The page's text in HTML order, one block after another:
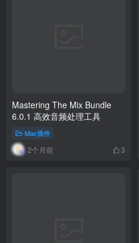
Mastering The Mix Bundle
6.0.1 高效音频处理工具
Mac插件
2个月前 3